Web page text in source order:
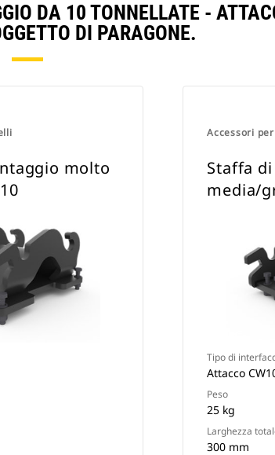
DA 10 TONNELLATE -
DI PARAGONE.
molto
Accessori
Staffa
media/
Tipo di
Attacco
Peso
25 kg
Larghezza
300 mm